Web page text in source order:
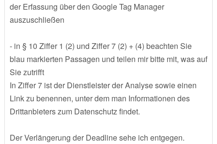
der Erfassung über den Google Tag Manager
auszuschließen
- in § 10 Ziffer 1 (2) und Ziffer 7 (2) + (4) beachten Sie
blau markierten Passagen und teilen mir bitte mit, was auf
Sie zutrifft
In Ziffer 7 ist der Dienstleister der Analyse sowie einen
Link zu benennen, unter dem man Informationen des
Drittanbieters zum Datenschutz findet.
Der Verlängerung der Deadline sehe ich entgegen.